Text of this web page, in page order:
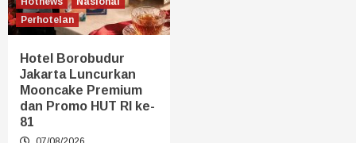
Perhotelan
Hotel Borobudur
Jakarta Luncurkan
Mooncake Premium
dan Promo HUT RI ke-
81